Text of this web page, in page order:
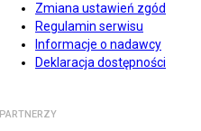
Zmiana ustawień zgód
Regulamin serwisu
Informacje o nadawcy
Deklaracja dostępności
PARTNERZY